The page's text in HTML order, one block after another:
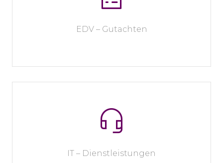
EDV – Gutachten
IT – Dienstleistungen